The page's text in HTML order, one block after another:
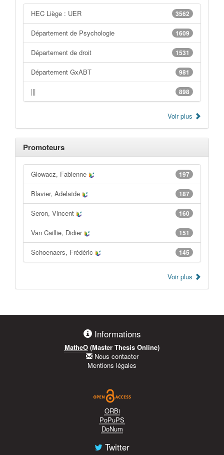
3562
HEC Liège : UER
1609
Département de Psychologie
1531
Département de droit
981
Département GxABT
898
|||
Voir plus
Promoteurs
197
Glowacz, Fabienne
187
Blavier, Adelaïde
160
Seron, Vincent
151
Van Caillie, Didier
145
Schoenaers, Frédéric
Voir plus
Informations
MatheO (Master Thesis Online)
Nous contacter
Mentions légales
ORBi
PoPuPS
DoNum
Twitter